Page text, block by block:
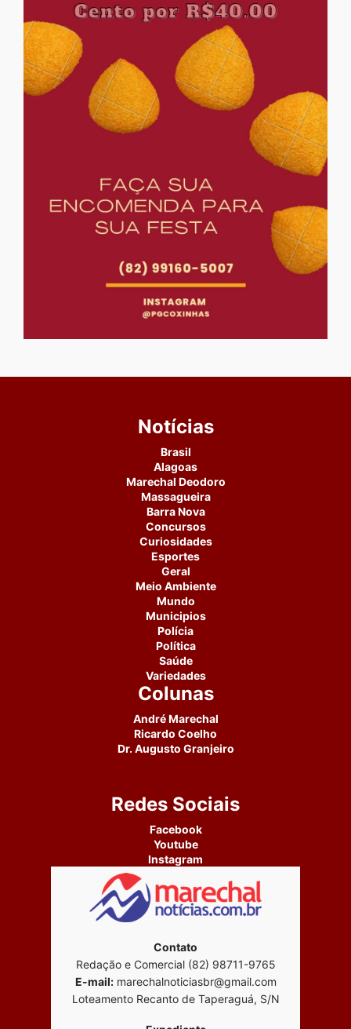
Notícias
Brasil
Alagoas
Marechal Deodoro
Massagueira
Barra Nova
Concursos
Curiosidades
Esportes
Geral
Meio Ambiente
Mundo
Municipios
Polícia
Política
Saúde
Variedades
Colunas
André Marechal
Ricardo Coelho
Dr. Augusto Granjeiro
Redes Sociais
Facebook
Youtube
Instagram
Contato
Redação e Comercial (82) 98711-9765
E-mail:marechalnoticiasbr@gmail.com
Loteamento Recanto de Taperaguá, S/N